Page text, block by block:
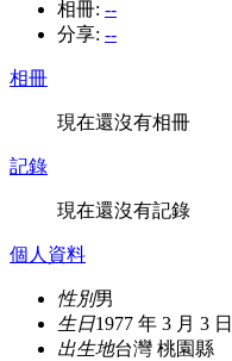
相冊: --
分享: --
相冊
現在還沒有相冊
記錄
現在還沒有記錄
個人資料
性別男
生日1977 年 3 月 3 日
出生地台灣 桃園縣